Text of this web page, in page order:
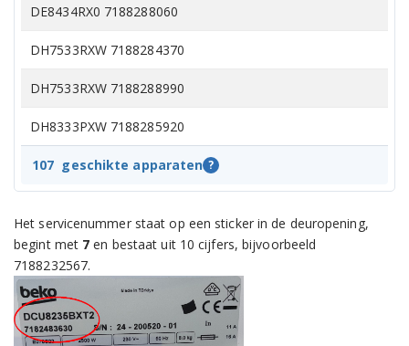
DE8434RX0 7188288060
DH7533RXW 7188284370
DH7533RXW 7188288990
DH8333PXW 7188285920
DH8433RXM 7188382780
DH8533GA0 7188284360
DH8534RX0 7188288160
DH8535RX0 7188285870
107 geschikte apparaten ?
Het servicenummer staat op een sticker in de deuropening,
begint met 7 en bestaat uit 10 cijfers, bijvoorbeeld
7188232567.